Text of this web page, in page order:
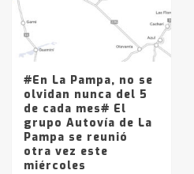
#En La Pampa, no se
olvidan nunca del 5
de cada mes# El
grupo Autovía de La
Pampa se reunió
otra vez este
miércoles